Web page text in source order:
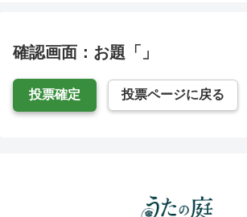
確認画面：お題「」
投票確定 投票ページに戻る